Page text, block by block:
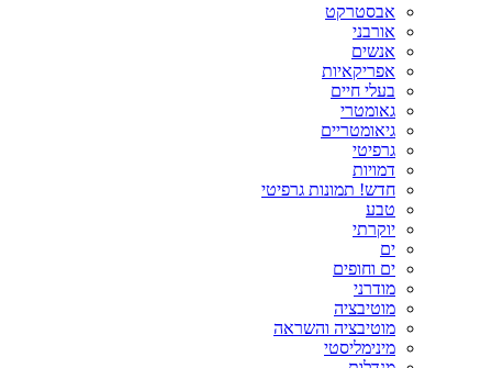
אבסטרקט
אורבני
אנשים
אפריקאיות
בעלי חיים
גאומטרי
גיאומטריים
גרפיטי
דמויות
חדש! תמונות גרפיטי
טבע
יוקרתי
ים
ים וחופים
מודרני
מוטיבציה
מוטיבציה והשראה
מינימליסטי